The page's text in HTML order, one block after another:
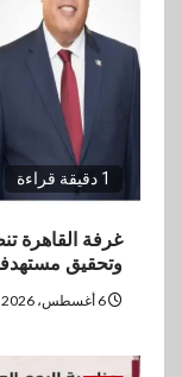
1 دقيقة قراءة
غرفة القاهرة
وتحقيق